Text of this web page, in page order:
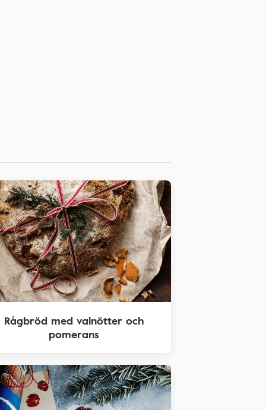
Rågbröd med valnötter och
pomerans